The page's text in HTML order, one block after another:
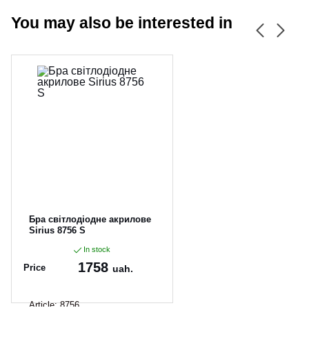
You may also be interested in
Бра світлодіодне акрилове
Sirius 8756 S
In stock
Price 1758 uah.
Article:8756